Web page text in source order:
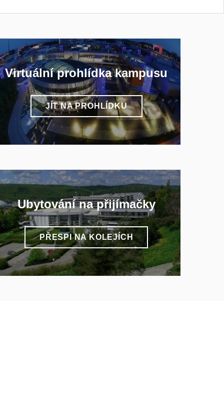
Virtuální prohlídka kampusu
JÍT NA PROHLÍDKU
Ubytování na přijímačky
PŘESPI NA KOLEJÍCH